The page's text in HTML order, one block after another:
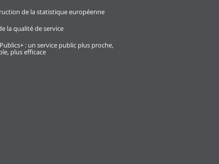
de la statistique européenne
la qualité de service
: un service public plus proche,
plus efficace